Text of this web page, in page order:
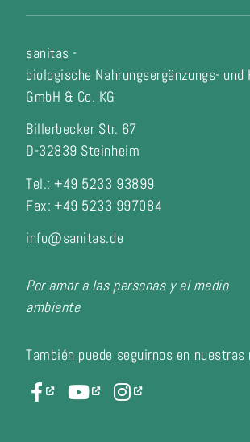
sanitas -
biologische Nahrungsergänzungs-
GmbH & Co. KG
Billerbecker Str. 67
D-32839 Steinheim
Tel.: +49 5233 93899
Fax: +49 5233 997084
info@sanitas.de
Por amor a las personas y al medio
ambiente
También puede seguirnos en